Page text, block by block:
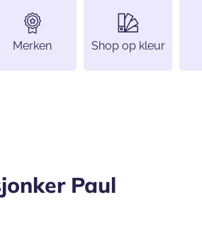
Merken Shop op kleur
Paul